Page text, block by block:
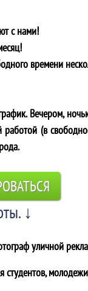
с нами!
времени
Вечером,
(в
↓
уличной
студентов,